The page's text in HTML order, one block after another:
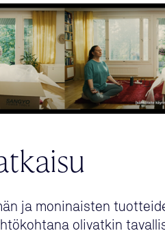
ja moninaisten
olivatkin